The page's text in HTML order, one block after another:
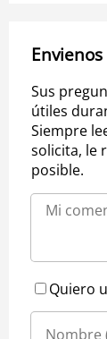
Sus
útiles
Siempre
solicita, le
posible.
Quiero